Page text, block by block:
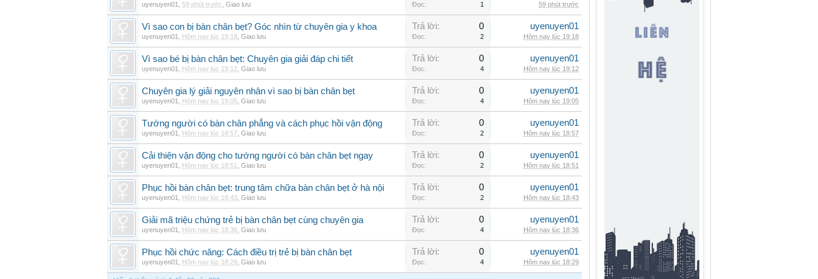
uyenuyen01 59 phút trước Giao lưu Đọc: 1 59 phút trước
Vì sao con bị bàn chân bẹt? Góc nhìn từ chuyên gia y khoa
uyenuyen01 Hôm nay lúc 19:18 Giao lưu
Trả lời: 0
Đọc: 2
uyenuyen01
Hôm nay lúc 19:18
Vì sao bé bị bàn chân bẹt: Chuyên gia giải đáp chi tiết
uyenuyen01 Hôm nay lúc 19:12 Giao lưu
Trả lời: 0
Đọc: 4
uyenuyen01
Hôm nay lúc 19:12
Chuyên gia lý giải nguyên nhân vì sao bị bàn chân bẹt
uyenuyen01 Hôm nay lúc 19:05 Giao lưu
Trả lời: 0
Đọc: 4
uyenuyen01
Hôm nay lúc 19:05
Tướng người có bàn chân phẳng và cách phục hồi vận động
uyenuyen01 Hôm nay lúc 18:57 Giao lưu
Trả lời: 0
Đọc: 2
uyenuyen01
Hôm nay lúc 18:57
Cải thiện vận động cho tướng người có bàn chân bẹt ngay
uyenuyen01 Hôm nay lúc 18:51 Giao lưu
Trả lời: 0
Đọc: 2
uyenuyen01
Hôm nay lúc 18:51
Phục hồi bàn chân bẹt: trung tâm chữa bàn chân bẹt ở hà nội
uyenuyen01 Hôm nay lúc 18:43 Giao lưu
Trả lời: 0
Đọc: 2
uyenuyen01
Hôm nay lúc 18:43
Giải mã triệu chứng trẻ bị bàn chân bẹt cùng chuyên gia
uyenuyen01 Hôm nay lúc 18:36 Giao lưu
Trả lời: 0
Đọc: 4
uyenuyen01
Hôm nay lúc 18:36
Phục hồi chức năng: Cách điều trị trẻ bị bàn chân bẹt
uyenuyen01 Hôm nay lúc 18:29 Giao lưu
Trả lời: 0
Đọc: 4
uyenuyen01
Hôm nay lúc 18:29